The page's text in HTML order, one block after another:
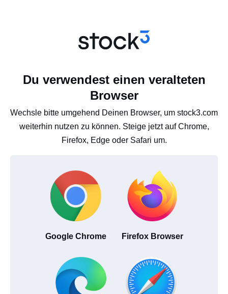
Du verwendest einen veralteten
Browser
Wechsle bitte umgehend Deinen Browser, um stock3.com
weiterhin nutzen zu können. Steige jetzt auf Chrome,
Firefox, Edge oder Safari um.
Google Chrome Firefox Browser